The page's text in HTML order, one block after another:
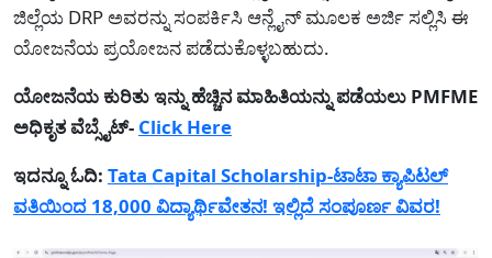
ಜಿಲ್ಲೆಯ DRP ಅವರನ್ನು ಸಂಪರ್ಕಿಸಿ ಆನ್ಲೈನ್ ಮೂಲಕ ಅರ್ಜಿ ಸಲ್ಲಿಸಿ ಈ
ಯೋಜನೆಯ ಪ್ರಯೋಜನ ಪಡೆದುಕೊಳ್ಳಬಹುದು.
ಯೋಜನೆಯ ಕುರಿತು ಇನ್ನು ಹೆಚ್ಚಿನ ಮಾಹಿತಿಯನ್ನು ಪಡೆಯಲು PMFME
ಅಧಿಕೃತ ವೆಬ್ಸೈಟ್- Click Here
ಇದನ್ನೂ ಓದಿ: Tata Capital Scholarship-ಟಾಟಾ ಕ್ಯಾಪಿಟಲ್
ವತಿಯಿಂದ 18,000 ವಿದ್ಯಾರ್ಥಿವೇತನ! ಇಲ್ಲಿದೆ ಸಂಪೂರ್ಣ ವಿವರ!